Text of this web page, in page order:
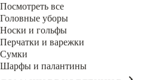
Посмотреть все
Головные уборы
Носки и гольфы
Перчатки и варежки
Сумки
Шарфы и палантины